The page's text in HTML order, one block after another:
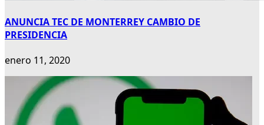
ANUNCIA TEC DE MONTERREY CAMBIO DE
PRESIDENCIA
enero 11, 2020